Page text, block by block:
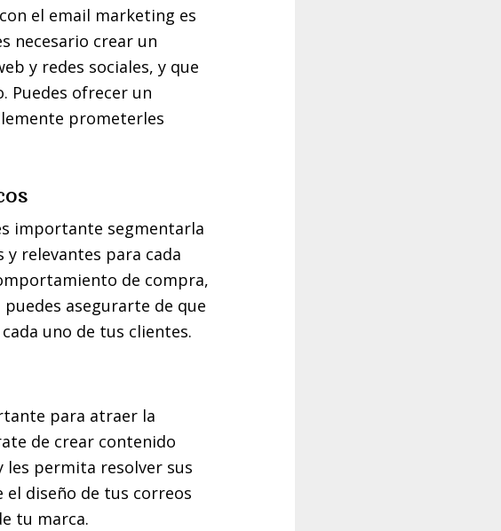
el email marketing es
necesario crear un
y redes sociales, y que
Puedes ofrecer un
prometerles
importante segmentarla
relevantes para cada
de compra,
asegurarte de que
uno de tus clientes.
para atraer la
de crear contenido
les permita resolver sus
diseño de tus correos
tu marca.